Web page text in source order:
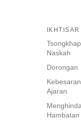
IKHTISAR
Naskah
Dorongan
Ajaran